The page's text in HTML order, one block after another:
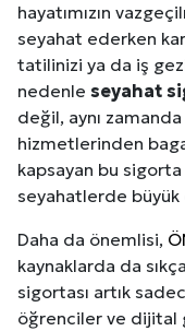
hayatımızın
seyahat ederken
tatilinizi ya da iş
nedenle seyahat
değil, aynı
hizmetlerinden
kapsayan bu
seyahatlerde büyük
Daha da önemlisi,
kaynaklarda da
sigortası artık
öğrenciler ve dijital